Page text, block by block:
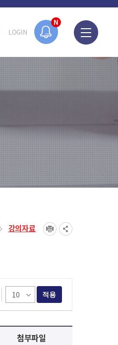
N
LOGIN
강의자료
적용
첨부파일